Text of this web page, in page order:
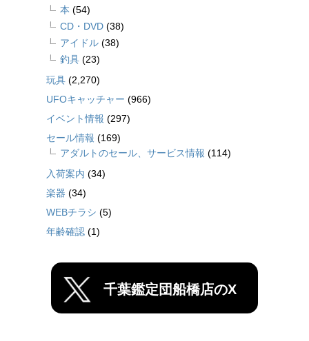
本 (54)
CD・DVD (38)
アイドル (38)
釣具 (23)
玩具 (2,270)
UFOキャッチャー (966)
イベント情報 (297)
セール情報 (169)
アダルトのセール、サービス情報 (114)
入荷案内 (34)
楽器 (34)
WEBチラシ (5)
年齢確認 (1)
千葉鑑定団船橋店のX